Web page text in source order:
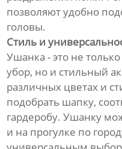
позволяют удобно
головы.
Стиль и
Ушанка - это не
убор, но и стильный
различных цветах и
подобрать шапку,
гардеробу. Ушанку
и на прогулке по